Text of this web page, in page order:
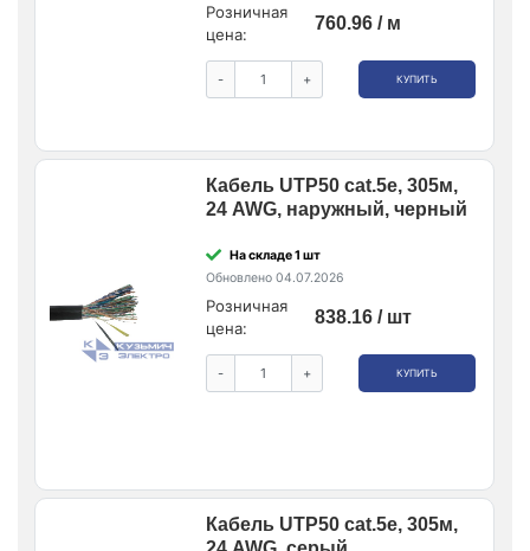
Розничная
цена:
760.96 / м
- + КУПИТЬ
Кабель UTP50 cat.5e, 305м,
24 AWG, наружный, черный
На складе 1 шт
Обновлено 04.07.2026
Розничная
цена:
838.16 / шт
- + КУПИТЬ
Кабель UTP50 cat.5e, 305м,